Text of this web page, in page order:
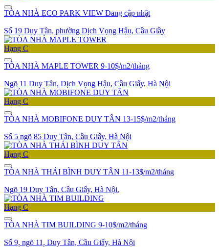
TÒA NHÀ ECO PARK VIEW Đang cập nhật
Số 19 Duy Tân, phường Dịch Vọng Hậu, Cầu Giầy
Hạng C
TÒA NHÀ MAPLE TOWER 9-10$/m2/tháng
Ngõ 11 Duy Tân, Dịch Vọng Hậu, Cầu Giấy, Hà Nội
Hạng C
TÒA NHÀ MOBIFONE DUY TÂN 13-15$/m2/tháng
Số 5 ngõ 85 Duy Tân, Cầu Giấy, Hà Nội
Hạng C
TÒA NHÀ THÁI BÌNH DUY TÂN 11-13$/m2/tháng
Ngõ 19 Duy Tân, Cầu Giấy, Hà Nội.
Hạng C
TÒA NHÀ TIM BUILDING 9-10$/m2/tháng
Số 9, ngõ 11, Duy Tân, Cầu Giấy, Hà Nội